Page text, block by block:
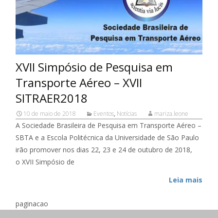
XVII Simpósio de Pesquisa em
Transporte Aéreo – XVII
SITRAER2018
10 de maio de 2018 Eventos, Notícias mariza.leone
A Sociedade Brasileira de Pesquisa em Transporte Aéreo –
SBTA e a Escola Politécnica da Universidade de São Paulo
irão promover nos dias 22, 23 e 24 de outubro de 2018,
o XVII Simpósio de
Leia mais
paginacao